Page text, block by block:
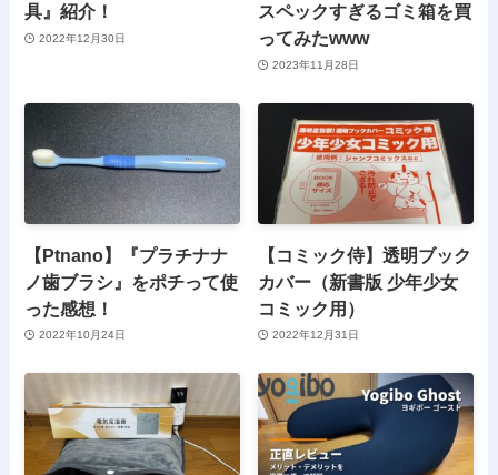
具』紹介！
2022年12月30日
スペックすぎるゴミ箱を買
ってみたwww
2023年11月28日
【Ptnano】『プラチナナ
ノ歯ブラシ』をポチって使
った感想！
2022年10月24日
【コミック侍】透明ブック
カバー（新書版 少年少女
コミック用）
2022年12月31日